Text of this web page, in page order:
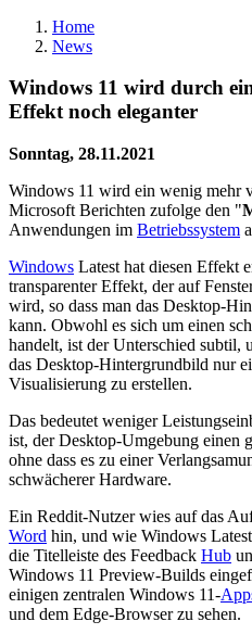
Home
News
Windows 11 wird durch
Effekt noch eleganter
Sonntag, 28.11.2021
Windows 11 wird ein wenig mehr
Microsoft Berichten zufolge den "
Anwendungen im Betriebssystem
Windows Latest hat diesen Effekt
transparenter Effekt, der auf
wird, so dass man das Desktop-
kann. Obwohl es sich um einen
handelt, ist der Unterschied subtil,
das Desktop-Hintergrundbild nur
Visualisierung zu erstellen.
Das bedeutet weniger
ist, der Desktop-Umgebung einen
ohne dass es zu einer
schwächerer Hardware.
Ein Reddit-Nutzer wies auf das
Word hin, und wie Windows
die Titelleiste des Feedback Hub
Windows 11 Preview-Builds
einigen zentralen Windows 11-
und dem Edge-Browser zu sehen.